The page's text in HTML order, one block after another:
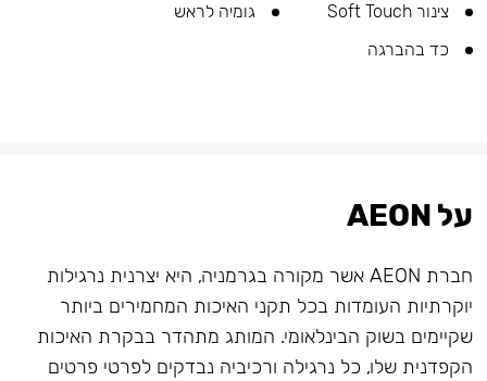
צינור Soft Touch
גומיה לראש
כד בהברגה
על AEON
חברת AEON אשר מקורה בגרמניה, היא יצרנית נרגילות
יוקרתיות העומדות בכל תקני האיכות המחמירים ביותר
שקיימים בשוק הבינלאומי. המותג מתהדר בבקרת האיכות
הקפדנית שלו, כל נרגילה ורכיביה נבדקים לפרטי פרטים